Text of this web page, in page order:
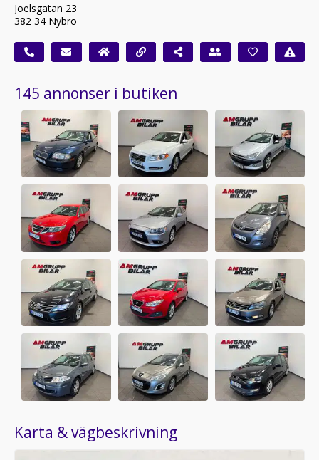
Joelsgatan 23
382 34 Nybro
145 annonser i butiken
Karta & vägbeskrivning